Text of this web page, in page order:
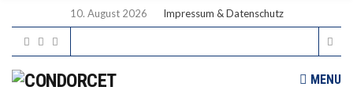
10. August 2026 Impressum & Datenschutz
MENU